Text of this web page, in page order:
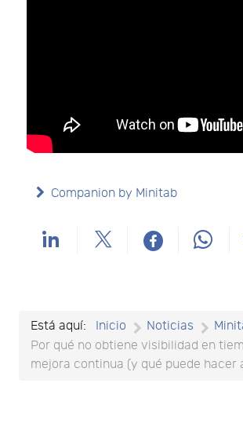
Companion by Minitab
Está aquí: Inicio Noticias
Por qué no obtiene visibilidad en
mejora continua (y qué puede hacer